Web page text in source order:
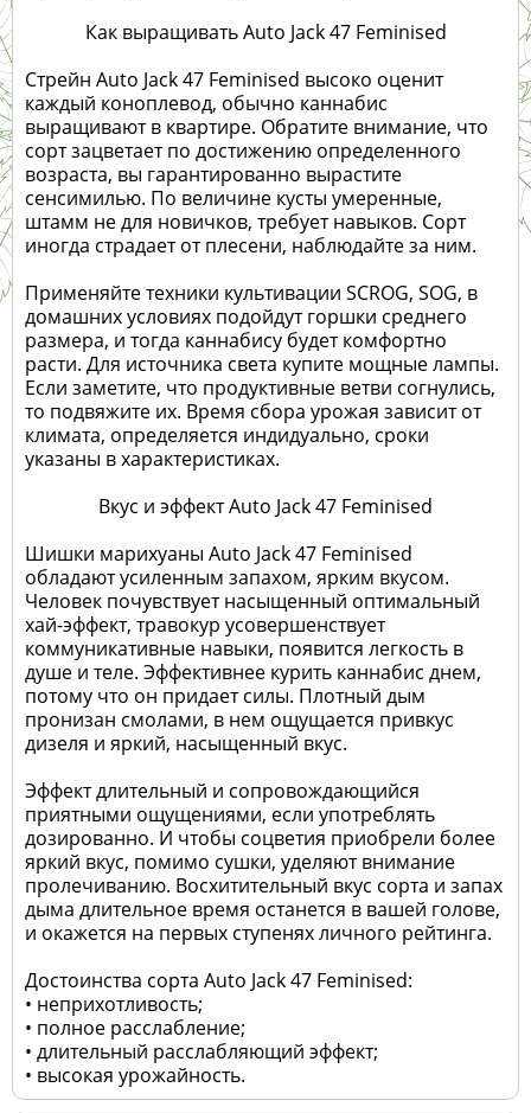
Как выращивать Auto Jack 47 Feminised
Стрейн Auto Jack 47 Feminised высоко оценит
каждый коноплевод, обычно каннабис
выращивают в квартире. Обратите внимание, что
сорт зацветает по достижению определенного
возраста, вы гарантированно вырастите
сенсимилью. По величине кусты умеренные,
штамм не для новичков, требует навыков. Сорт
иногда страдает от плесени, наблюдайте за ним.
Применяйте техники культивации SCROG, SOG, в
домашних условиях подойдут горшки среднего
размера, и тогда каннабису будет комфортно
расти. Для источника света купите мощные лампы.
Если заметите, что продуктивные ветви согнулись,
то подвяжите их. Время сбора урожая зависит от
климата, определяется индидуально, сроки
указаны в характеристиках.
Вкус и эффект Auto Jack 47 Feminised
Шишки марихуаны Auto Jack 47 Feminised
обладают усиленным запахом, ярким вкусом.
Человек почувствует насыщенный оптимальный
хай-эффект, травокур усовершенствует
коммуникативные навыки, появится легкость в
душе и теле. Эффективнее курить каннабис днем,
потому что он придает силы. Плотный дым
пронизан смолами, в нем ощущается привкус
дизеля и яркий, насыщенный вкус.
Эффект длительный и сопровождающийся
приятными ощущениями, если употреблять
дозированно. И чтобы соцветия приобрели более
яркий вкус, помимо сушки, уделяют внимание
пролечиванию. Восхитительный вкус сорта и запах
дыма длительное время останется в вашей голове,
и окажется на первых ступенях личного рейтинга.
Достоинства сорта Auto Jack 47 Feminised:
• неприхотливость;
• полное расслабление;
• длительный расслабляющий эффект;
• высокая урожайность.